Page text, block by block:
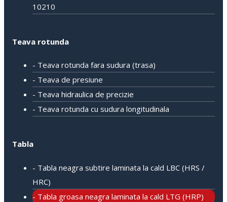
10210
Teava rotunda
- Teava rotunda fara sudura (trasa)
- Teava de presiune
- Teava hidraulica de precizie
- Teava rotunda cu sudura longitudinala
Tabla
- Tabla neagra subtire laminata la cald LBC (HRS /
HRC)
- Tabla groasa neagra laminata la cald LTG (HRP)